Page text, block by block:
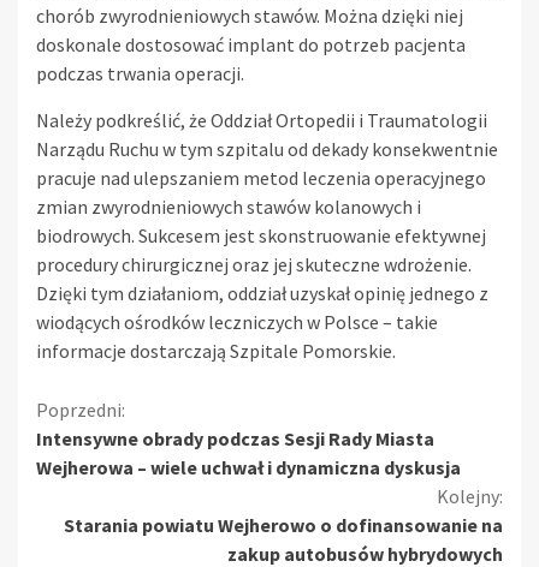
chorób zwyrodnieniowych stawów. Można dzięki niej
doskonale dostosować implant do potrzeb pacjenta
podczas trwania operacji.
Należy podkreślić, że Oddział Ortopedii i Traumatologii
Narządu Ruchu w tym szpitalu od dekady konsekwentnie
pracuje nad ulepszaniem metod leczenia operacyjnego
zmian zwyrodnieniowych stawów kolanowych i
biodrowych. Sukcesem jest skonstruowanie efektywnej
procedury chirurgicznej oraz jej skuteczne wdrożenie.
Dzięki tym działaniom, oddział uzyskał opinię jednego z
wiodących ośrodków leczniczych w Polsce – takie
informacje dostarczają Szpitale Pomorskie.
Kontynuuj
czytanie
Poprzedni:
Intensywne obrady podczas Sesji Rady Miasta
Wejherowa – wiele uchwał i dynamiczna dyskusja
Kolejny:
Starania powiatu Wejherowo o dofinansowanie na
zakup autobusów hybrydowych